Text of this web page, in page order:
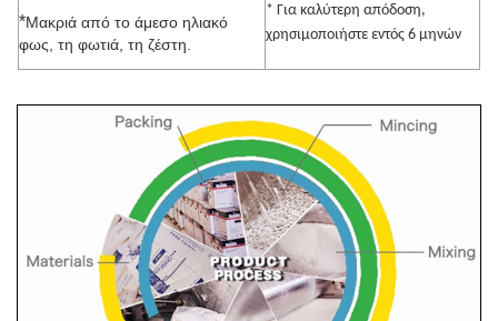
*Μακριά από το άμεσο ηλιακό
φως, τη φωτιά, τη ζέστη.
* Για καλύτερη απόδοση,
χρησιμοποιήστε εντός 6 μηνών